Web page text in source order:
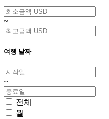
~
여행 날짜
~
전체
월